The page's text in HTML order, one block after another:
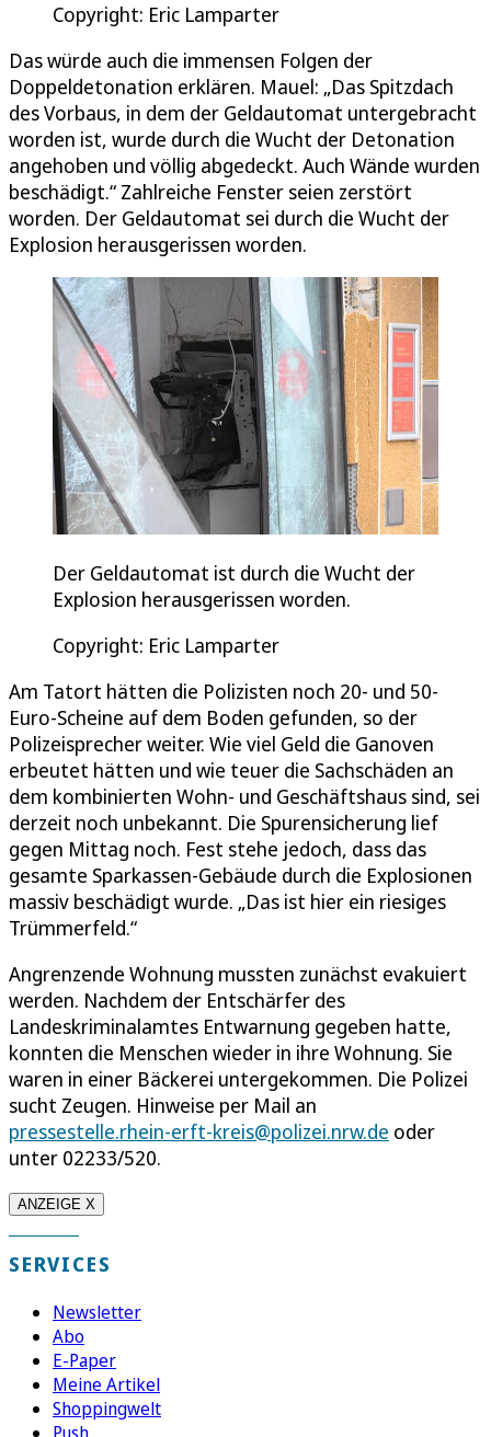
Copyright: Eric Lamparter
Das würde auch die immensen Folgen der
Doppeldetonation erklären. Mauel: „Das Spitzdach
des Vorbaus, in dem der Geldautomat untergebracht
worden ist, wurde durch die Wucht der Detonation
angehoben und völlig abgedeckt. Auch Wände wurden
beschädigt.“ Zahlreiche Fenster seien zerstört
worden. Der Geldautomat sei durch die Wucht der
Explosion herausgerissen worden.
Der Geldautomat ist durch die Wucht der
Explosion herausgerissen worden.
Copyright: Eric Lamparter
Am Tatort hätten die Polizisten noch 20- und 50-
Euro-Scheine auf dem Boden gefunden, so der
Polizeisprecher weiter. Wie viel Geld die Ganoven
erbeutet hätten und wie teuer die Sachschäden an
dem kombinierten Wohn- und Geschäftshaus sind, sei
derzeit noch unbekannt. Die Spurensicherung lief
gegen Mittag noch. Fest stehe jedoch, dass das
gesamte Sparkassen-Gebäude durch die Explosionen
massiv beschädigt wurde. „Das ist hier ein riesiges
Trümmerfeld.“
Angrenzende Wohnung mussten zunächst evakuiert
werden. Nachdem der Entschärfer des
Landeskriminalamtes Entwarnung gegeben hatte,
konnten die Menschen wieder in ihre Wohnung. Sie
waren in einer Bäckerei untergekommen. Die Polizei
sucht Zeugen. Hinweise per Mail an
pressestelle.rhein-erft-kreis@polizei.nrw.de oder
unter 02233/520.
ANZEIGE X
SERVICES
Newsletter
Abo
E-Paper
Meine Artikel
Shoppingwelt